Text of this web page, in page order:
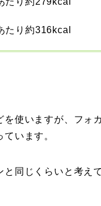
り約316kcal
使いますが、フォ
います。
同じくらいと考え